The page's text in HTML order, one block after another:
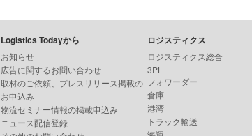
Logistics Todayから
お知らせ
広告に関するお問い合わせ
取材のご依頼、プレスリリース掲載の
お申込み
物流セミナー情報の掲載申込み
ニュース配信登録
ロジスティクス
ロジスティクス総合
3PL
フォワーダー
倉庫
港湾
トラック輸送